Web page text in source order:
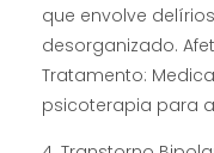
que envolve
desorganizado.
Tratamento:
psicoterapia para